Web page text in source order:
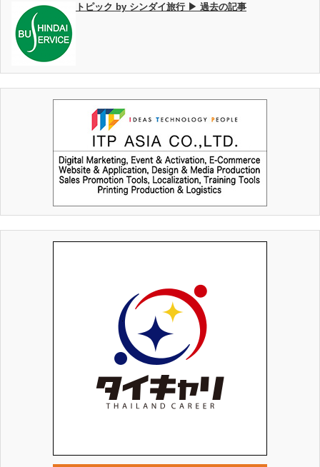
トピック by シンダイ旅行 ▶ 過去の記事